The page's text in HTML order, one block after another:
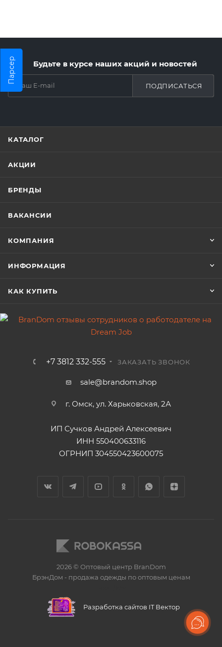
Парсер Будьте в курсе наших акций и новостей
ПОДПИСАТЬСЯ
КАТАЛОГ
АКЦИИ
БРЕНДЫ
ВАКАНСИИ
КОМПАНИЯ
ИНФОРМАЦИЯ
КАК КУПИТЬ
+7 3812 332-555 ЗАКАЗАТЬ ЗВОНОК
sale@brandom.shop
г. Омск, ул. Харьковская, 2А
ИП Сучков Андрей Алексеевич
ИНН 550400633116
ОГРНИП 304550423600075
2026 © Оптовый центр BranDom
БрэнДом - продажа одежды по оптовым ценам
Разработка сайтов IT Вектор